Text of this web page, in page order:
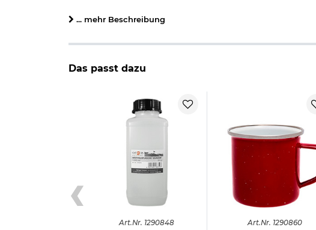
Packmaß: ca. 25 x 3 cm
Gewicht: ca. 220 g
Farbe: dunkelgrün
... mehr Beschreibung
Das passt dazu
Art.Nr. 1290848 Art.Nr. 1290860